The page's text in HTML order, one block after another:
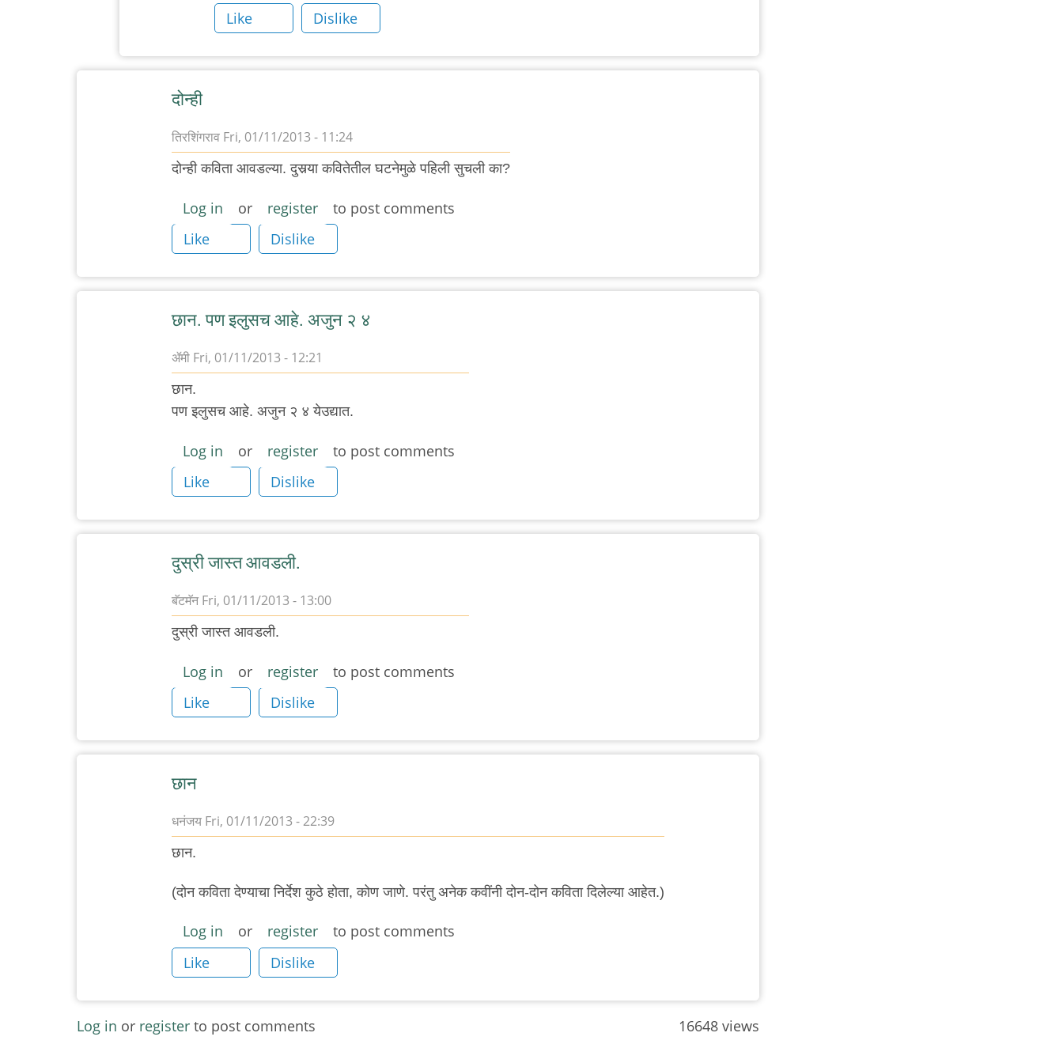
दुसरी
अधिक
by
Like Dislike
दोन्ही
तिरशिंगराव Fri, 01/11/2013 - 11:24
दोन्ही कविता आवडल्या. दुसर्‍या कवितेतील घटनेमुळे पहिली सुचली का?
Log in or register
to post comments
Like
Dislike
छान. पण इलुसच आहे. अजुन २ ४
ॲमी Fri, 01/11/2013 - 12:21
छान.
पण इलुसच आहे. अजुन २ ४ येउद्यात.
Log in or register
to post comments
Like
Dislike
दुस्री जास्त आवडली.
बॅटमॅन Fri, 01/11/2013 - 13:00
दुस्री जास्त आवडली.
Log in or register
to post comments
Like
Dislike
छान
धनंजय Fri, 01/11/2013 - 22:39
छान.
(दोन कविता देण्याचा निर्देश कुठे होता, कोण जाणे. परंतु अनेक कवींनी दोन-दोन कविता दिलेल्या आहेत.)
Log in or register
to post comments
Like
Dislike
Log in or register to post comments 16648 views